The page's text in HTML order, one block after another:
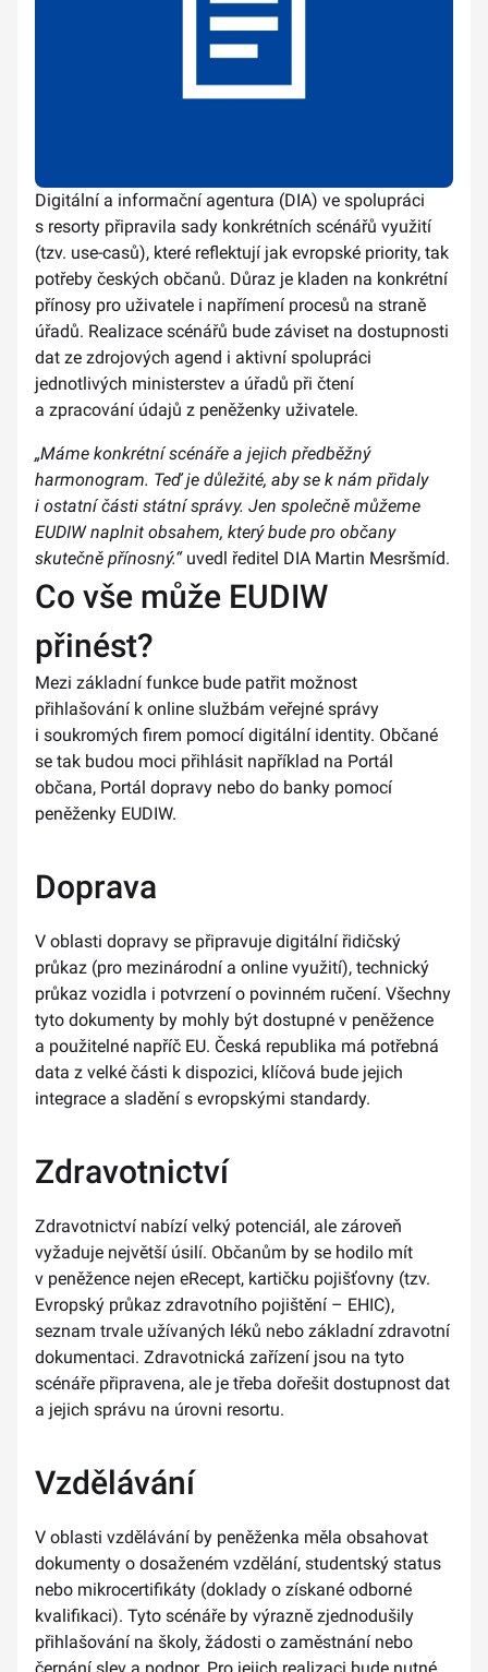
Digitální a informační agentura (DIA) ve spolupráci
s resorty připravila sady konkrétních scénářů využití
(tzv. use-casů), které reflektují jak evropské priority, tak
potřeby českých občanů. Důraz je kladen na konkrétní
přínosy pro uživatele i napřímení procesů na straně
úřadů. Realizace scénářů bude záviset na dostupnosti
dat ze zdrojových agend i aktivní spolupráci
jednotlivých ministerstev a úřadů při čtení
a zpracování údajů z peněženky uživatele.
„Máme konkrétní scénáře a jejich předběžný
harmonogram. Teď je důležité, aby se k nám přidaly
i ostatní části státní správy. Jen společně můžeme
EUDIW naplnit obsahem, který bude pro občany
skutečně přínosný.“ uvedl ředitel DIA Martin Mesršmíd.
Co vše může EUDIW
přinést?
Mezi základní funkce bude patřit možnost
přihlašování k online službám veřejné správy
i soukromých firem pomocí digitální identity. Občané
se tak budou moci přihlásit například na Portál
občana, Portál dopravy nebo do banky pomocí
peněženky EUDIW.
Doprava
V oblasti dopravy se připravuje digitální řidičský
průkaz (pro mezinárodní a online využití), technický
průkaz vozidla i potvrzení o povinném ručení. Všechny
tyto dokumenty by mohly být dostupné v peněžence
a použitelné napříč EU. Česká republika má potřebná
data z velké části k dispozici, klíčová bude jejich
integrace a sladění s evropskými standardy.
Zdravotnictví
Zdravotnictví nabízí velký potenciál, ale zároveň
vyžaduje největší úsilí. Občanům by se hodilo mít
v peněžence nejen eRecept, kartičku pojišťovny (tzv.
Evropský průkaz zdravotního pojištění – EHIC),
seznam trvale užívaných léků nebo základní zdravotní
dokumentaci. Zdravotnická zařízení jsou na tyto
scénáře připravena, ale je třeba dořešit dostupnost dat
a jejich správu na úrovni resortu.
Vzdělávání
V oblasti vzdělávání by peněženka měla obsahovat
dokumenty o dosaženém vzdělání, studentský status
nebo mikrocertifikáty (doklady o získané odborné
kvalifikaci). Tyto scénáře by výrazně zjednodušily
přihlašování na školy, žádosti o zaměstnání nebo